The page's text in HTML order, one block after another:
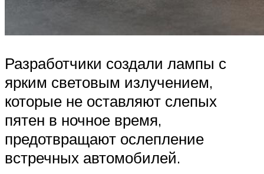
Разработчики создали лампы с
ярким световым излучением,
которые не оставляют слепых
пятен в ночное время,
предотвращают ослепление
встречных автомобилей.